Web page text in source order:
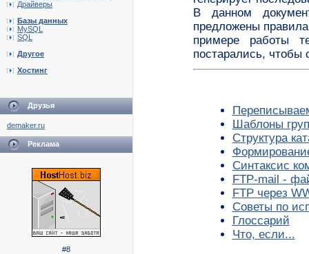
Драйверы
Базы данных
MySQL
SQL
Другое
Хостинг
Друзья
demaker.ru
Реклама
#8
В данном
предложены
примере работы
постарались,
Шаблоны
Структура
Синтаксис
FTP-mail -
FTP через
Советы по
Глоссарий
Что, если...